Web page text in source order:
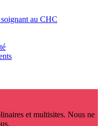
au CHC
et multisites. Nous ne